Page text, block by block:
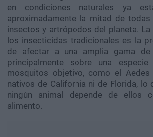
en condiciones naturales ya
aproximadamente la mitad de
insectos y artrópodos del planeta. La
los insecticidas tradicionales es la
de afectar a una amplia gama de
principalmente sobre una especie
mosquitos objetivo, como el Aedes
nativos de California ni de Florida, lo
ningún animal depende de ellos
alimento.